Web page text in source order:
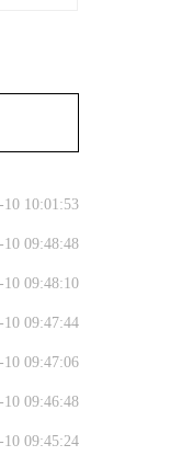
10 10:01:53
10 09:48:48
10 09:48:10
10 09:47:44
10 09:47:06
10 09:46:48
10 09:45:24